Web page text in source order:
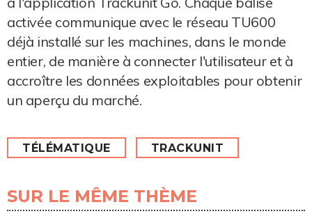
activée communique avec le réseau TU600
déjà installé sur les machines, dans le monde
entier, de manière à connecter l'utilisateur et à
accroître les données exploitables pour obtenir
un aperçu du marché.
TÉLÉMATIQUE TRACKUNIT
SUR LE MÊME THÈME